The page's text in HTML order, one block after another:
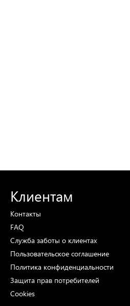
Клиентам
Контакты
FAQ
Служба заботы о клиентах
Пользовательское соглашение
Политика конфиденциальности
Защита прав потребителей
Cookies